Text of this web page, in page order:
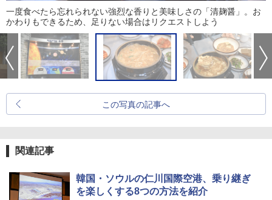
一度食べたら忘れられない強烈な香りと美味しさの「清麹醤」。お
かわりもできるため、足りない場合はリクエストしよう
この写真の記事へ
関連記事
韓国・ソウルの仁川国際空港、乗り継ぎ
を楽しくする8つの方法を紹介